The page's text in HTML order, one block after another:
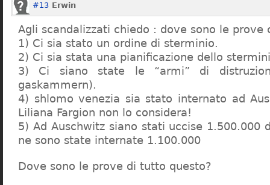
#13 Erwin
Agli scandalizzati chiedo : dove sono le prove
1) Ci sia stato un ordine di sterminio.
2) Ci sia stata una pianificazione dello
3) Ci siano state le “armi” di
gaskammern).
4) shlomo venezia sia stato internato ad
Liliana Fargion non lo considera!
5) Ad Auschwitz siano stati uccise 1.500.000
ne sono state internate 1.100.000
Dove sono le prove di tutto questo?